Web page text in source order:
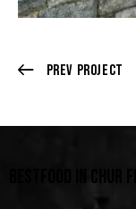
Prev Project
BESTFOOD IN CHUR